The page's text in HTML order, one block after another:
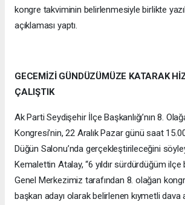
kongre takviminin belirlenmesiyle birlikte
açıklaması yaptı.
GECEMİZİ GÜNDÜZÜMÜZE KATARAK
ÇALIŞTIK
Ak Parti Seydişehir İlçe Başkanlığı’nın 8.
Kongresi’nin, 22 Aralık Pazar günü saat
Düğün Salonu’nda gerçekleştirileceğini
Kemalettin Atalay, “6 yıldır sürdürdüğüm ilçe
Genel Merkezimiz tarafından 8. olağan
başkan adayı olarak belirlenen kıymetli dava